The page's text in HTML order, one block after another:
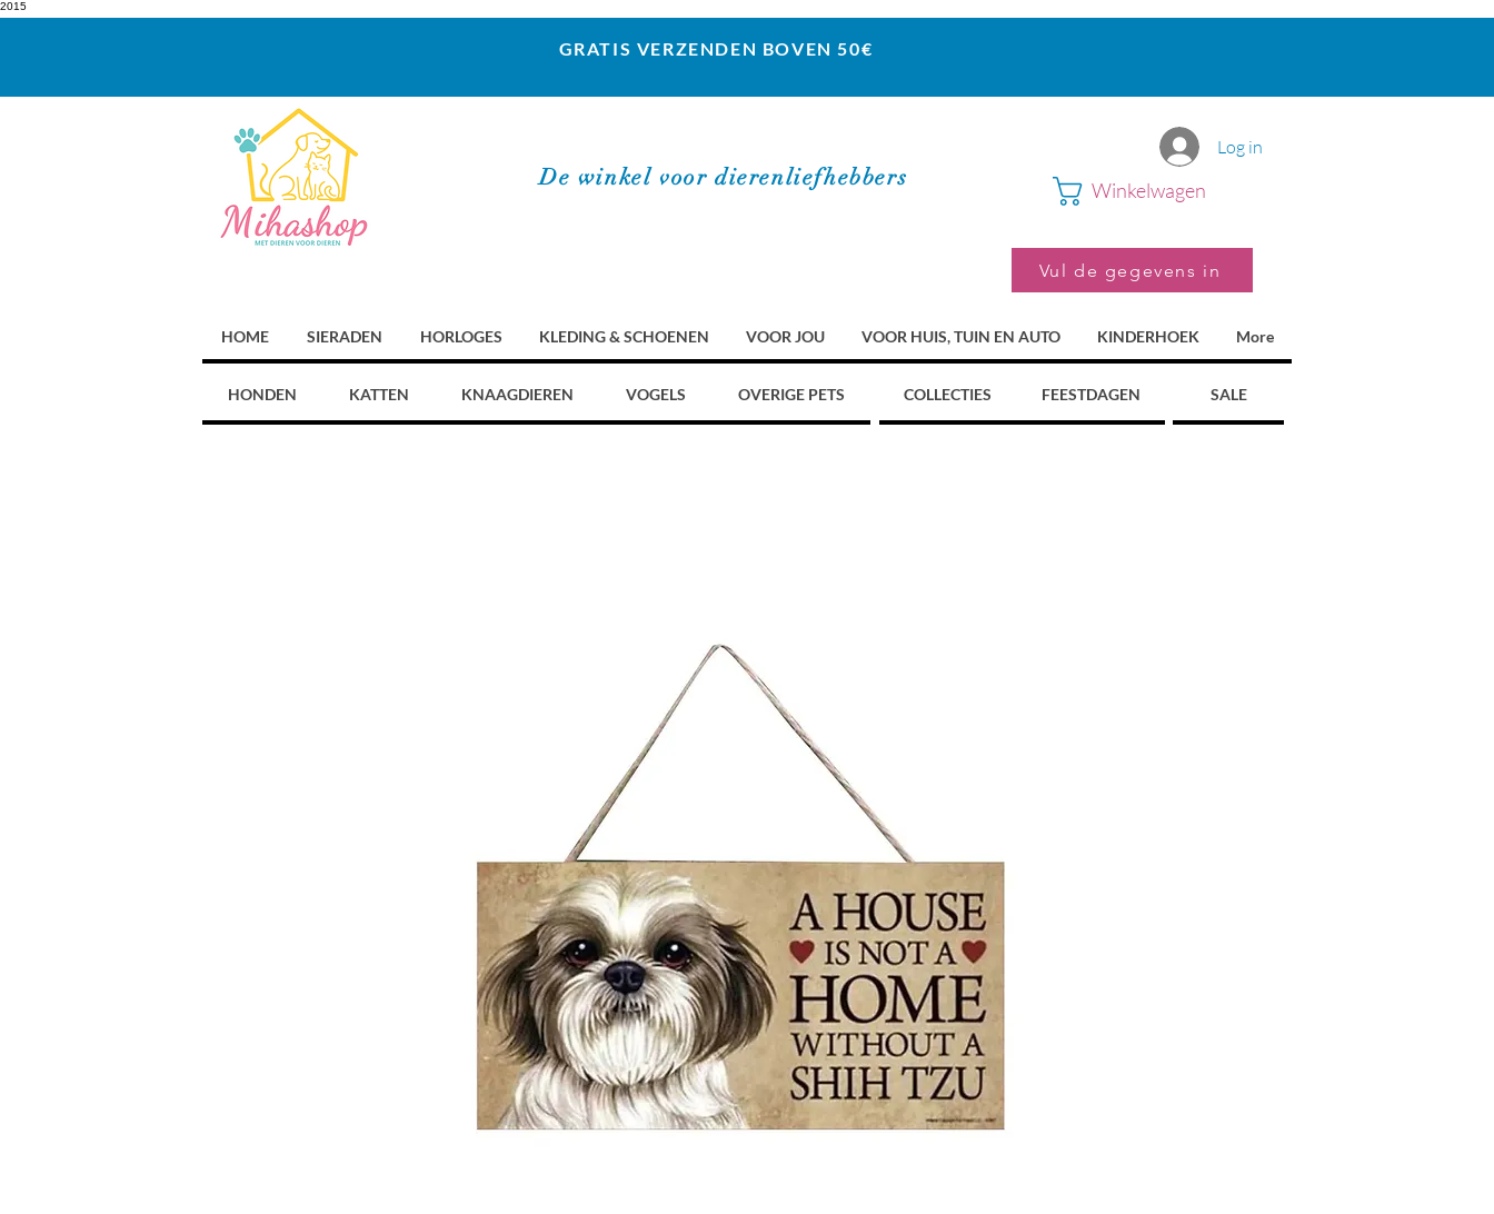
2015
GRATIS VERZENDEN BOVEN 50€
De winkel voor dierenliefhebbers
Log in
Winkelwagen
Vul de gegevens in
HOME SIERADEN HORLOGES KLEDING & SCHOENEN VOOR JOU VOOR HUIS, TUIN EN AUTO KINDERHOEK More
HONDEN KATTEN KNAAGDIEREN VOGELS OVERIGE PETS COLLECTIES FEESTDAGEN SALE